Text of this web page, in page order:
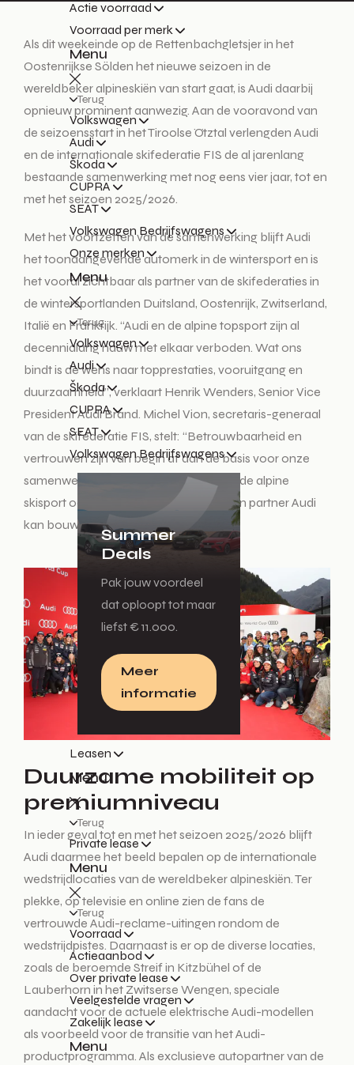
Actie voorraad
Voorraad per merk
Menu
Terug
Volkswagen
Audi
Škoda
CUPRA
SEAT
Volkswagen Bedrijfswagens
Onze merken
Menu
Terug
Volkswagen
Audi
Škoda
CUPRA
SEAT
Volkswagen Bedrijfswagens
Summer
Deals
Pak jouw voordeel
dat oploopt tot maar
liefst € 11.000.
Meer
informatie
Leasen
Menu
Terug
Private lease
Menu
Terug
Voorraad
Actieaanbod
Over private lease
Veelgestelde vragen
Zakelijk lease
Menu
Als dit weekeinde op de Rettenbachgletsjer in het
Oostenrijkse Sölden het nieuwe seizoen in de
wereldbeker alpineskiën van start gaat, is Audi daarbij
opnieuw prominent aanwezig. Aan de vooravond van
de seizoensstart in het Tiroolse Ötztal verlengden Audi
en de internationale skifederatie FIS de al jarenlang
bestaande samenwerking met nog eens vier jaar, tot en
met het seizoen 2025/2026.
Met het voortzetten van de samenwerking blijft Audi
het toonaangevende automerk in de wintersport en is
het vooral zichtbaar als partner van de skifederaties in
de wintersportlanden Duitsland, Oostenrijk, Zwitserland,
Italië en Frankrijk. “Audi en de alpine topsport zijn al
decennialang nauw met elkaar verboden. Wat ons
bindt is de wens naar topprestaties, vooruitgang en
duurzaamheid”, verklaart Henrik Wenders, Senior Vice
President Audi Brand. Michel Vion, secretaris-generaal
van de skifederatie FIS, stelt: “Betrouwbaarheid en
vertrouwen zijn van begin af aan de basis voor onze
samenwerking geweest. We zijn blij dat de alpine
skisport ook de komende vier jaar op zijn partner Audi
kan bouwen.”
Duurzame mobiliteit op
premiumniveau
In ieder geval tot en met het seizoen 2025/2026 blijft
Audi daarmee het beeld bepalen op de internationale
wedstrijdlocaties van de wereldbeker alpineskiën. Ter
plekke, op televisie en online zien de fans de
vertrouwde Audi-reclame-uitingen rondom de
wedstrijdpistes. Daarnaast is er op de diverse locaties,
zoals de beroemde Streif in Kitzbühel of de
Lauberhorn in het Zwitserse Wengen, speciale
aandacht voor de actuele elektrische Audi-modellen
als voorbeeld voor de transitie van het Audi-
productprogramma. Als exclusieve autopartner van de